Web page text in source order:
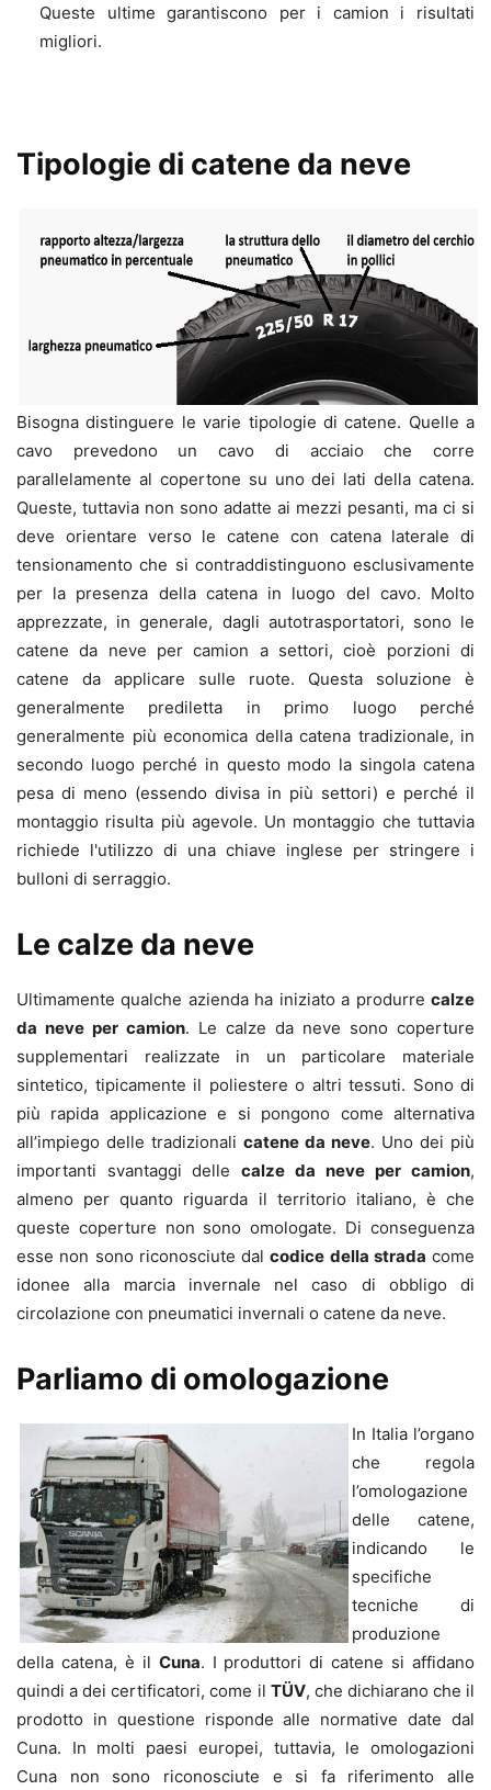
Queste ultime garantiscono per i camion i risultati
migliori.
Tipologie di catene da neve
Bisogna distinguere le varie tipologie di catene. Quelle a
cavo prevedono un cavo di acciaio che corre
parallelamente al copertone su uno dei lati della catena.
Queste, tuttavia non sono adatte ai mezzi pesanti, ma ci si
deve orientare verso le catene con catena laterale di
tensionamento che si contraddistinguono esclusivamente
per la presenza della catena in luogo del cavo. Molto
apprezzate, in generale, dagli autotrasportatori, sono le
catene da neve per camion a settori, cioè porzioni di
catene da applicare sulle ruote. Questa soluzione è
generalmente prediletta in primo luogo perché
generalmente più economica della catena tradizionale, in
secondo luogo perché in questo modo la singola catena
pesa di meno (essendo divisa in più settori) e perché il
montaggio risulta più agevole. Un montaggio che tuttavia
richiede l'utilizzo di una chiave inglese per stringere i
bulloni di serraggio.
Le calze da neve
Ultimamente qualche azienda ha iniziato a produrre calze
da neve per camion. Le calze da neve sono coperture
supplementari realizzate in un particolare materiale
sintetico, tipicamente il poliestere o altri tessuti. Sono di
più rapida applicazione e si pongono come alternativa
all’impiego delle tradizionali catene da neve. Uno dei più
importanti svantaggi dellecalze da neve per camion,
almeno per quanto riguarda il territorio italiano, è che
queste coperture non sono omologate. Di conseguenza
esse non sono riconosciute dalcodice della strada come
idonee alla marcia invernale nel caso di obbligo di
circolazione con pneumatici invernali o catene da neve.
Parliamo di omologazione
In Italia l’organo
che regola
l’omologazione
delle catene,
indicando le
specifiche
tecniche di
produzione
della catena, è il Cuna. I produttori di catene si affidano
quindi a dei certificatori, come il TÜV, che dichiarano che il
prodotto in questione risponde alle normative date dal
Cuna. In molti paesi europei, tuttavia, le omologazioni
Cuna non sono riconosciute e si fa riferimento alle